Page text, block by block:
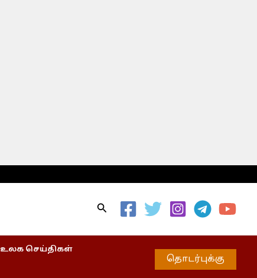
Search
உலக செய்திகள்
தொடர்புக்கு